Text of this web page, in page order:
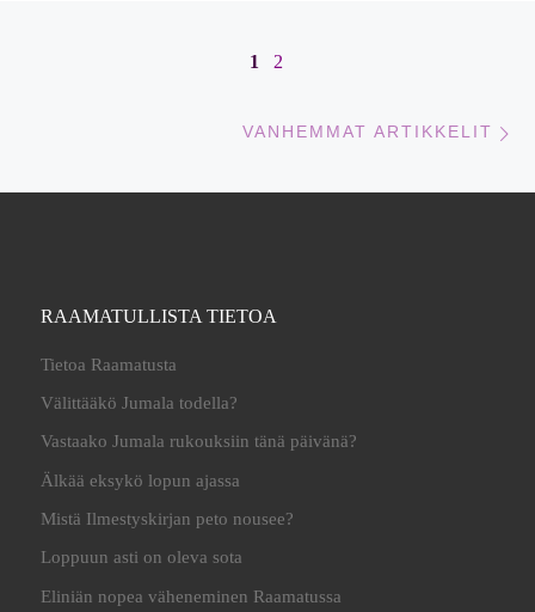
1 2
VANHEMMAT ARTIKKELIT
RAAMATULLISTA TIETOA
Tietoa Raamatusta
Välittääkö Jumala todella?
Vastaako Jumala rukouksiin tänä päivänä?
Älkää eksykö lopun ajassa
Mistä Ilmestyskirjan peto nousee?
Loppuun asti on oleva sota
Eliniän nopea väheneminen Raamatussa